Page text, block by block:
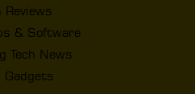
Reviews
& Software
Tech News
Gadgets